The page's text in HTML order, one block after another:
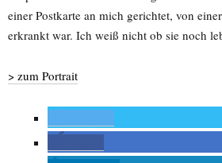
einer Postkarte an mich gerichtet, von
erkrankt war. Ich weiß nicht ob sie noch
> zum Portrait